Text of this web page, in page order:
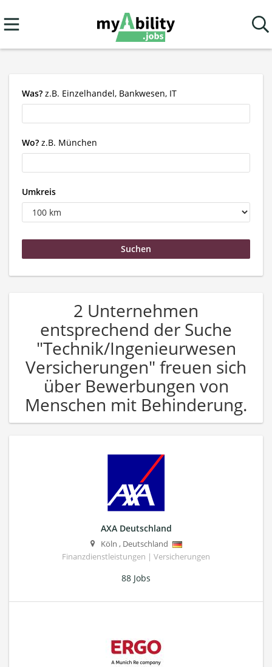
Was? z.B. Einzelhandel, Bankwesen, IT
Wo? z.B. München
Umkreis
2 Unternehmen
entsprechend der Suche
"Technik/Ingenieurwesen
Versicherungen" freuen sich
über Bewerbungen von
Menschen mit Behinderung.
AXA Deutschland
Köln , Deutschland
Finanzdienstleistungen | Versicherungen
88 Jobs